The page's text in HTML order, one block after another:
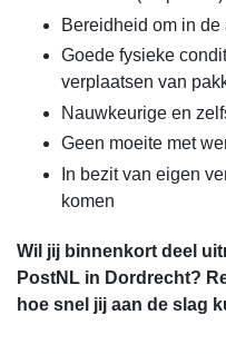
Bereidheid om in
Goede fysieke
verplaatsen van
Nauwkeurige en
Geen moeite met
In bezit van eigen
komen
Wil jij binnenkort deel
PostNL in Dordrecht?
hoe snel jij aan de slag